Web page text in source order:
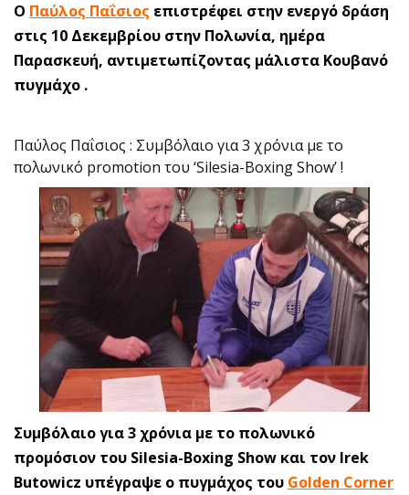
Ο Παύλος Παΐσιος επιστρέφει στην ενεργό δράση
στις 10 Δεκεμβρίου στην Πολωνία, ημέρα
Παρασκευή, αντιμετωπίζοντας μάλιστα Κουβανό
πυγμάχο .
Παύλος Παΐσιος : Συμβόλαιο για 3 χρόνια με το
πολωνικό promotion του ‘Silesia-Boxing Show’ !
Συμβόλαιο για 3 χρόνια με το πολωνικό
προμόσιον του Silesia-Boxing Show και τον Irek
Butowicz υπέγραψε ο πυγμάχος του Golden Corner